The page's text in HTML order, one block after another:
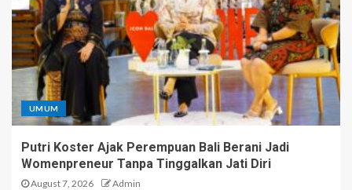
UMUM
Putri Koster Ajak Perempuan Bali Berani Jadi
Womenpreneur Tanpa Tinggalkan Jati Diri
August 7, 2026 Admin